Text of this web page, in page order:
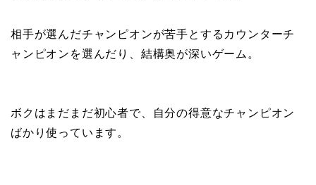
相手が選んだチャンピオンが苦手とするカウンターチ
ャンピオンを選んだり、結構奥が深いゲーム。
ボクはまだまだ初心者で、自分の得意なチャンピオン
ばかり使っています。